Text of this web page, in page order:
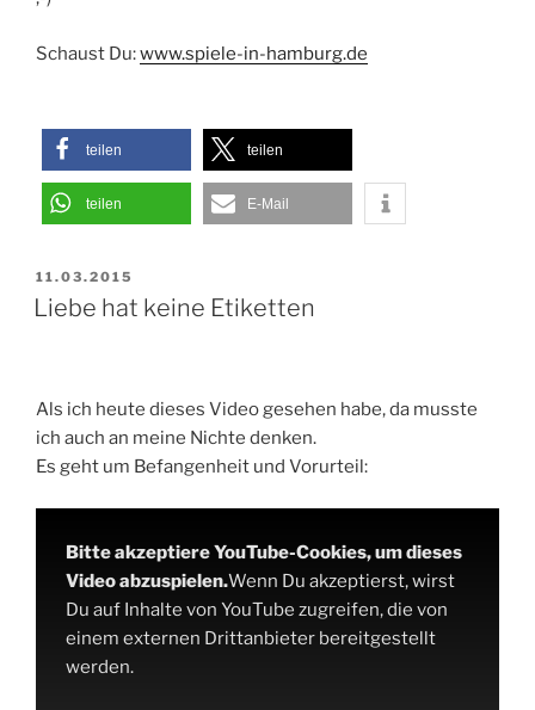
Schaust Du:www.spiele-in-hamburg.de
teilen teilen
teilen E-Mail
VERÖFFENTLICHT
AM
11.03.2015
Liebe hat keine Etiketten
Als ich heute dieses Video gesehen habe, da musste
ich auch an meine Nichte denken.
Es geht um Befangenheit und Vorurteil:
Bitte akzeptiere YouTube-Cookies, um dieses
Video abzuspielen.Wenn Du akzeptierst, wirst
Du auf Inhalte von YouTube zugreifen, die von
einem externen Drittanbieter bereitgestellt
werden.